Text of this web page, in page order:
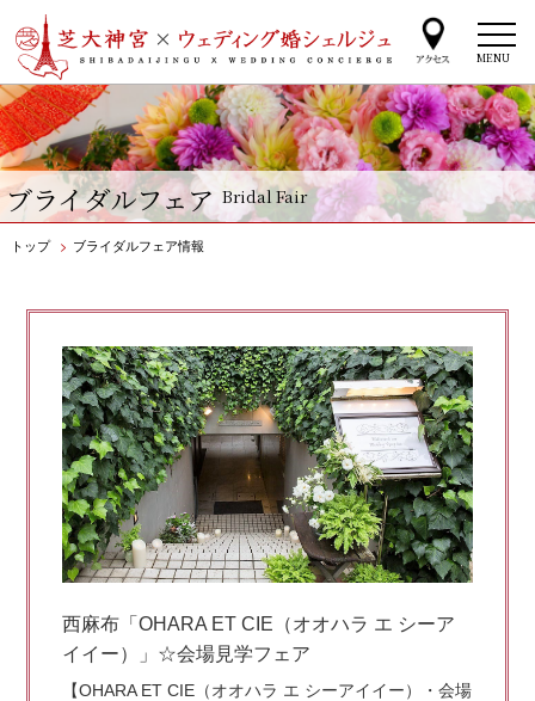
ブライダルフェア Bridal Fair
MENU
トップ > ブライダルフェア情報
西麻布「OHARA ET CIE（オオハラ エ シーア
イイー）」☆会場見学フェア
【OHARA ET CIE（オオハラ エ シーアイイー）・会場